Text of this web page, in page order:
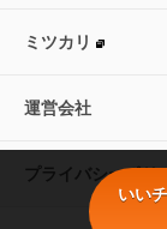
ミツカリ
運営会社
プライバシーポリ
いい